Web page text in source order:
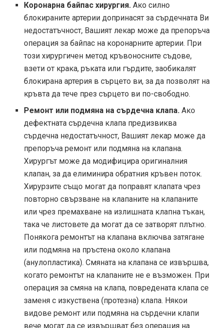
Коронарна байпас хирургия. Ако силно
блокираните артерии допринасят за сърдечната Ви
недостатъчност, Вашият лекар може да препоръча
операция за байпас на коронарните артерии. При
този хирургичен метод кръвоносните съдове,
взети от крака, ръката или гърдите, заобикалят
блокирана артерия в сърцето ви, за да позволят на
кръвта да тече през сърцето ви по-свободно.
Ремонт или подмяна на сърдечна клапа. Ако
дефектната сърдечна клапа предизвиква
сърдечна недостатъчност, Вашият лекар може да
препоръча ремонт или подмяна на клапана.
Хирургът може да модифицира оригиналния
клапан, за да елиминира обратния кръвен поток.
Хирурзите също могат да поправят клапата чрез
повторно свързване на клапаните на клапаните
или чрез премахване на излишната клапна тъкан,
така че листовете да могат да се затворят плътно.
Понякога ремонтът на клапана включва затягане
или подмяна на пръстена около клапана
(анулопластика). Смяната на клапана се извършва,
когато ремонтът на клапаните не е възможен. При
операция за смяна на клапа, повредената клапа се
заменя с изкуствена (протезна) клапа. Някои
видове ремонт или подмяна на сърдечни клапи
вече могат да се извършват без операция на